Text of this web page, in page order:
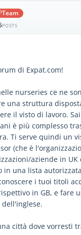
Team
POSTS
di Expat.com!
nurseries ce ne
una struttura
il visto di lavoro.
è più complesso
Ti serve quindi un
(che è
aziende in UK
una lista
i tuoi titoli
in GB, e fare
dell'inglese.
città dove vorresti